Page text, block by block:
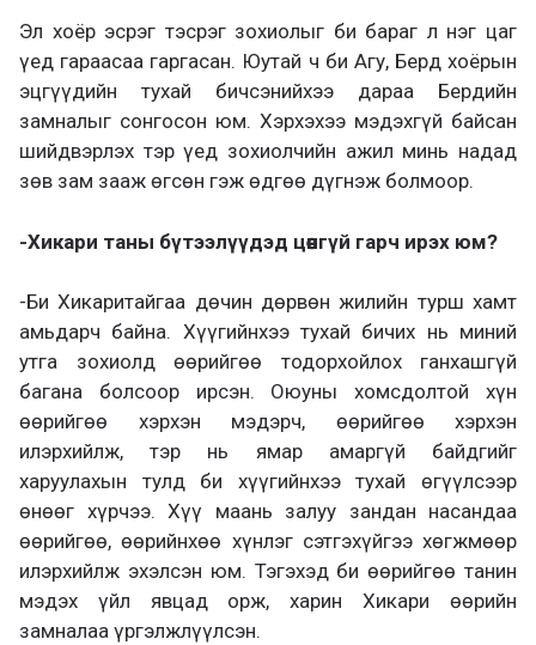
Эл хоёр эсрэг тэсрэг зохиолыг би бараг л нэг цаг
үед гараасаа гаргасан. Юутай ч би Агу, Берд хоёрын
эцгүүдийн тухай бичсэнийхээ дараа Бердийн
замналыг сонгосон юм. Хэрхэхээ мэдэхгүй байсан
шийдвэрлэх тэр үед зохиолчийн ажил минь надад
зөв зам зааж өгсөн гэж өдгөө дүгнэж болмоор.
-Хикари таны бүтээлүүдэд цөөнгүй гарч ирэх юм?
-­Би Хикаритайгаа дөчин дөрвөн жилийн турш хамт
амьдарч байна. Хүүгийнхээ тухай бичих нь миний
утга зохиолд өөрийгөө тодорхойлох ганхашгүй
багана болсоор ирсэн. Оюуны хомсдолтой хүн
өөрийгөө хэрхэн мэдэрч, өөрийгөө хэрхэн
илэрхийлж, тэр нь ямар амаргүй байдгийг
харуулахын тулд би хүүгийнхээ тухай өгүүлсээр
өнөөг хүрчээ. Хүү маань залуу зандан насандаа
өөрийгөө, өөрийнхөө хүнлэг сэтгэхүйгээ хөгжмөөр
илэрхийлж эхэлсэн юм. Тэгэхэд би өөрийгөө танин
мэдэх үйл явцад орж, харин Хикари өөрийн
замналаа үргэлжлүүлсэн.